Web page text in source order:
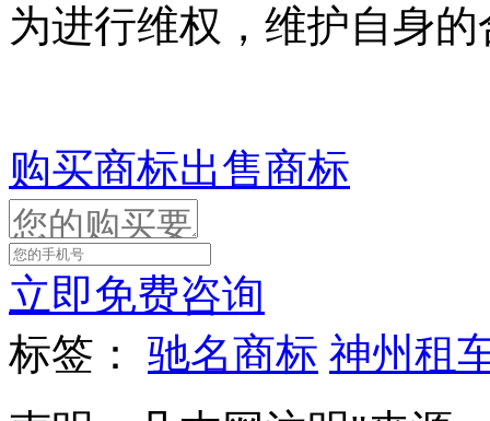
为进行维权，维护自身
购买商标出售商标
立即免费咨询
标签：
驰名商标 神州租